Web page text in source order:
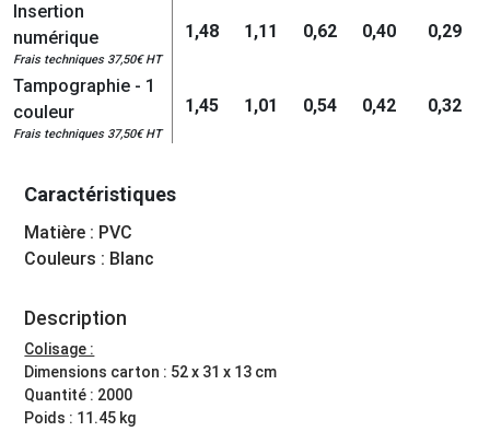
Insertion
numérique
Frais techniques 37,50€ HT
1,48 1,11 0,62 0,40 0,29
Tampographie - 1
couleur
Frais techniques 37,50€ HT
1,45 1,01 0,54 0,42 0,32
Caractéristiques
Matière : PVC
Couleurs : Blanc
Description
Colisage :
Dimensions carton : 52 x 31 x 13 cm
Quantité : 2000
Poids : 11.45 kg